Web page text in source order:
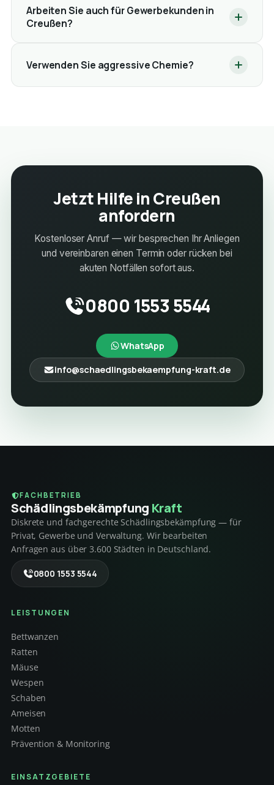
Arbeiten Sie auch für Gewerbekunden in
Creußen?
Verwenden Sie aggressive Chemie?
Jetzt Hilfe in Creußen
anfordern
Kostenloser Anruf — wir besprechen Ihr Anliegen
und vereinbaren einen Termin oder rücken bei
akuten Notfällen sofort aus.
0800 1553 5544
WhatsApp
info@schaedlingsbekaempfung-kraft.de
FACHBETRIEB
Schädlings­bekämpfung Kraft
Diskrete und fachgerechte Schädlingsbekämpfung — für
Privat, Gewerbe und Verwaltung. Wir bearbeiten
Anfragen aus über 3.600 Städten in Deutschland.
0800 1553 5544
LEISTUNGEN
Bettwanzen
Ratten
Mäuse
Wespen
Schaben
Ameisen
Motten
Prävention & Monitoring
EINSATZGEBIETE